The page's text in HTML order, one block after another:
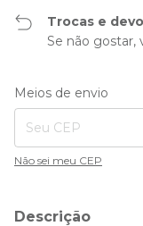
Trocas e
Se não gostar,
Entregas para o CEP:
Meios de envio
Não sei meu CEP
Descrição